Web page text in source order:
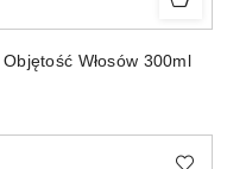
Włosów 300ml